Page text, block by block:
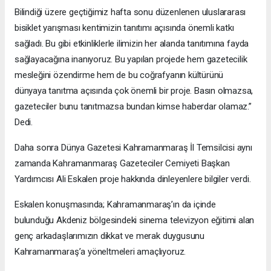
Bilindiği üzere geçtiğimiz hafta sonu düzenlenen uluslararası
bisiklet yarışması kentimizin tanıtımı açısında önemli katkı
sağladı. Bu gibi etkinliklerle ilimizin her alanda tanıtımına fayda
sağlayacağına inanıyoruz. Bu yapılan projede hem gazetecilik
mesleğini özendirme hem de bu coğrafyanın kültürünü
dünyaya tanıtma açısında çok önemli bir proje. Basın olmazsa,
gazeteciler bunu tanıtmazsa bundan kimse haberdar olamaz.”
Dedi.
Daha sonra Dünya Gazetesi Kahramanmaraş İl Temsilcisi aynı
zamanda Kahramanmaraş Gazeteciler Cemiyeti Başkan
Yardımcısı Ali Eskalen proje hakkında dinleyenlere bilgiler verdi.
Eskalen konuşmasında; Kahramanmaraş’ın da içinde
bulunduğu Akdeniz bölgesindeki sinema televizyon eğitimi alan
genç arkadaşlarımızın dikkat ve merak duygusunu
Kahramanmaraş’a yöneltmeleri amaçlıyoruz.